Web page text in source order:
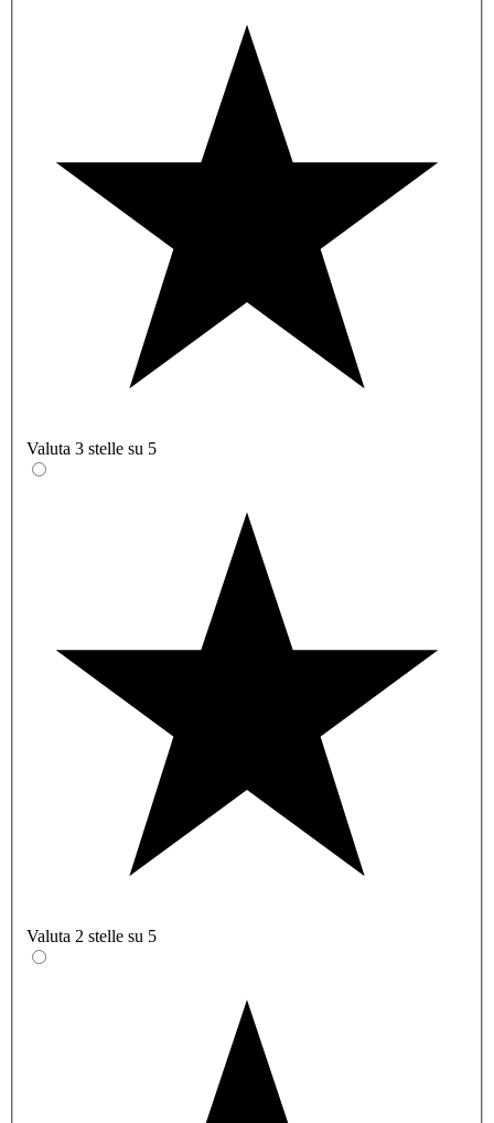
Valuta 3 stelle su 5
Valuta 2 stelle su 5